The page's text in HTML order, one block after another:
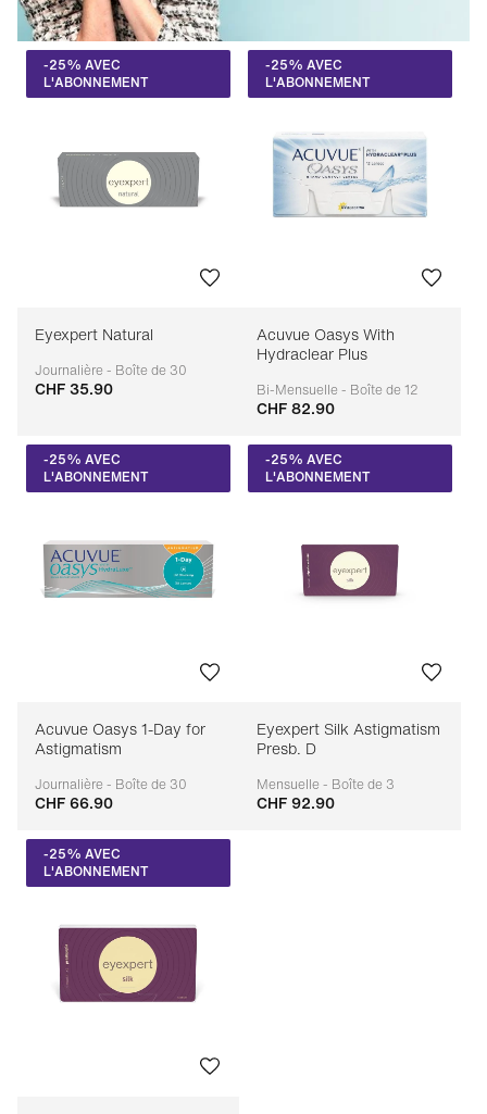
-25% AVEC
L'ABONNEMENT
Eyexpert Natural
Journalière - Boîte de 30
Adaptable
CHF 35.90
-25% AVEC
L'ABONNEMENT
Acuvue Oasys With
Hydraclear Plus
Bi-Mensuelle - Boîte de 12
Adaptable
CHF 82.90
-25% AVEC
L'ABONNEMENT
Acuvue Oasys 1-Day for
Astigmatism
Journalière - Boîte de 30
Adaptable
CHF 66.90
-25% AVEC
L'ABONNEMENT
Eyexpert Silk Astigmatism
Presb. D
Mensuelle - Boîte de 3
Adaptable
CHF 92.90
-25% AVEC
L'ABONNEMENT